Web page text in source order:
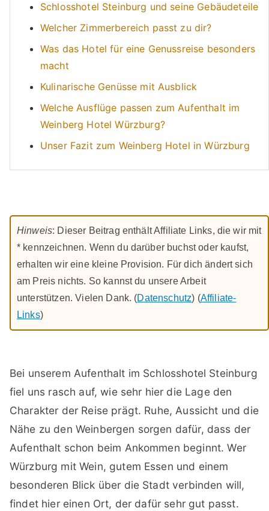
Schlosshotel Steinburg und seine Gebäudeteile
Welcher Zimmerbereich passt zu dir?
Was das Hotel für eine Genussreise besonders
macht
Kulinarische Genüsse mit Ausblick
Welche Ausflüge passen zum Aufenthalt im
Weinberg Hotel Würzburg?
Unser Fazit zum Weinberg Hotel in Würzburg
Hinweis: Dieser Beitrag enthält Affiliate Links, die wir mit
* kennzeichnen. Wenn du darüber buchst oder kaufst,
erhalten wir eine kleine Provision. Für dich ändert sich
am Preis nichts. So kannst du unsere Arbeit
unterstützen. Vielen Dank. (Datenschutz) (Affiliate-
Links)
Bei unserem Aufenthalt im Schlosshotel Steinburg
fiel uns rasch auf, wie sehr hier die Lage den
Charakter der Reise prägt. Ruhe, Aussicht und die
Nähe zu den Weinbergen sorgen dafür, dass der
Aufenthalt schon beim Ankommen beginnt. Wer
Würzburg mit Wein, gutem Essen und einem
besonderen Blick über die Stadt verbinden will,
findet hier einen Ort, der dafür sehr gut passt.